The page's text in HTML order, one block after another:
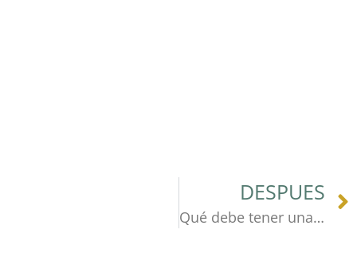
DESPUES
Qué debe tener una página web profesional para generar clientes